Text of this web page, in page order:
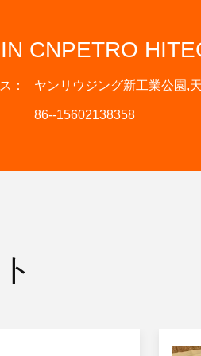
CNPETRO
： ヤンリウジング新工業公園,
86--15602138358